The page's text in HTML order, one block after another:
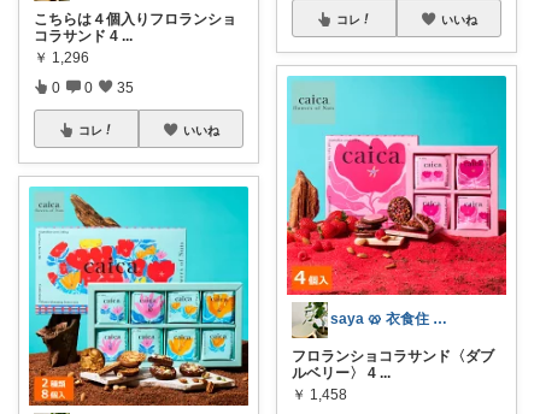
こちらは４個入りフロランショ
コラサンド 4 ...
￥ 1,296
0 0 35
コレ いいね
コレ いいね
saya 🥨 衣食住 心地よい暮らし
フロランショコラサンド〈ダブ
ルベリー〉 4 ...
￥ 1,458